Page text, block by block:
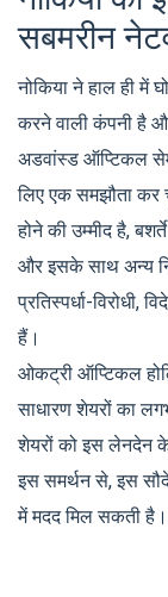
सबमरीन
नोकिया ने हाल ही में
करने वाली कंपनी है
अडवांस्ड ऑप्टिकल
लिए एक समझौता कर
होने की उम्मीद है,
और इसके साथ अन्य
प्रतिस्पर्धा-विरोधी,
हैं।
ओकट्री ऑप्टिकल
साधारण शेयरों का
शेयरों को इस लेनदेन
इस समर्थन से, इस
में मदद मिल सकती है।